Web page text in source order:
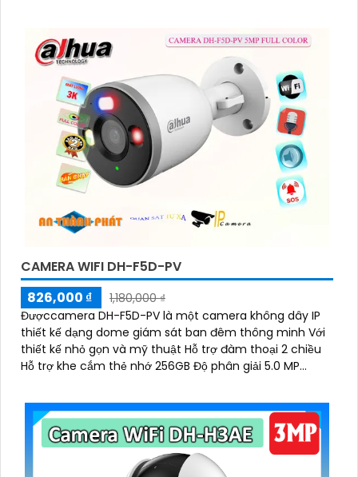
CAMERA WIFI DH-F5D-PV
826,000 ₫
1,180,000 ₫
Đượccamera DH-F5D-PV là một camera không dây IP
thiết kế dạng dome giám sát ban đêm thông minh Với
thiết kế nhỏ gọn và mỹ thuật Hỗ trợ đàm thoại 2 chiều
Hỗ trợ khe cắm thẻ nhớ 256GB Độ phân giải 5.0 MP